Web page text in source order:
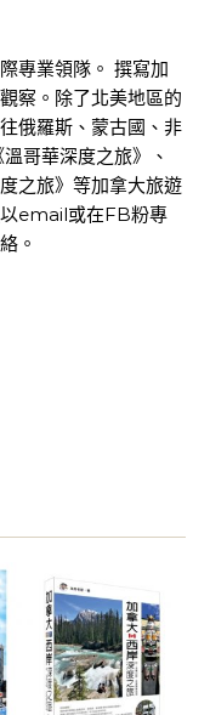
專業領隊。 撰寫加
察。除了北美地區的
俄羅斯、蒙古國、非
哥華深度之旅》、
之旅》等加拿大旅遊
email或在FB粉專
。